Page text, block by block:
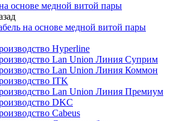
основе медной витой пары
на основе медной витой пары
Hyperline
Lan Union Линия Суприм
Lan Union Линия Коммон
ITK
Lan Union Линия Премиум
DKC
Cabeus